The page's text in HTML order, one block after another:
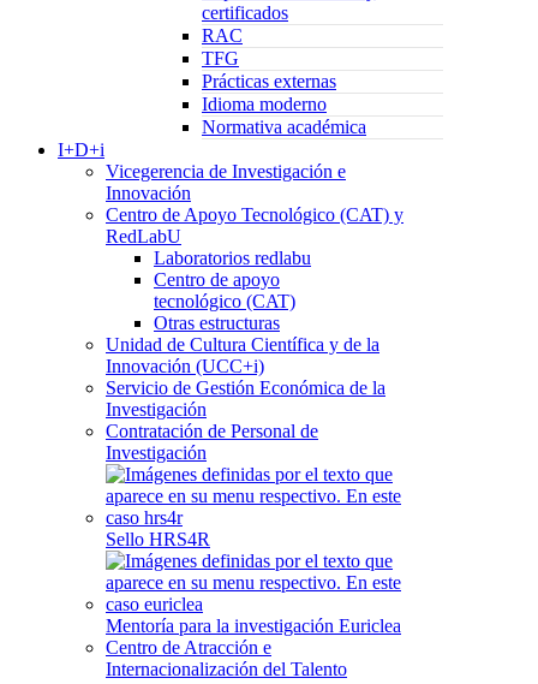
certificados
RAC
TFG
Prácticas externas
Idioma moderno
Normativa académica
I+D+i
Vicegerencia de Investigación e
Innovación
Centro de Apoyo Tecnológico (CAT) y
RedLabU
Laboratorios redlabu
Centro de apoyo
tecnológico (CAT)
Otras estructuras
Unidad de Cultura Científica y de la
Innovación (UCC+i)
Servicio de Gestión Económica de la
Investigación
Contratación de Personal de
Investigación
Sello HRS4R
Mentoría para la investigación Euriclea
Centro de Atracción e
Internacionalización del Talento